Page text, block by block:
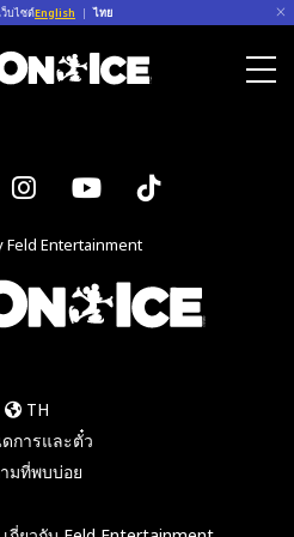
ว็บไซต์English | ไทย
Instagram
YouTubeTiktok
Feld Entertainment
TH
การและตั๋ว
มที่พบบ่อย